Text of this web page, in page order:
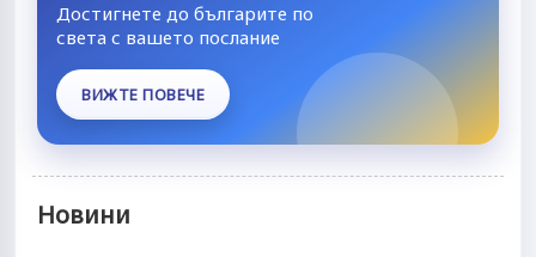
Достигнете до българите по
света с вашето послание
ВИЖТЕ ПОВЕЧЕ
Новини